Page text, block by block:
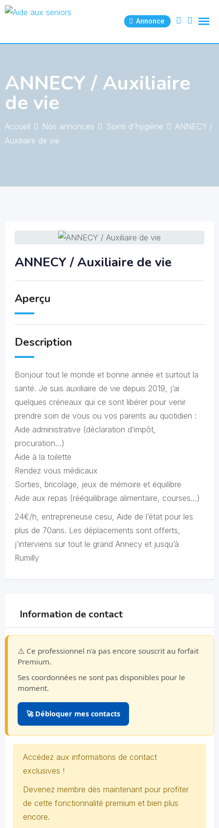
Skip
Annonce
ANNECY / Auxiliaire
de vie
Accueil Nos annonces Soins d'hygiène
ANNECY /
Auxiliaire de vie
ANNECY / Auxiliaire de vie
Aperçu
Description
Bonjour tout le monde et bonne année et surtout la
santé. Je suis auxiliaire de vie depuis 2019, j’ai
quelques créneaux qui ce sont libérer pour venir
prendre soin de vous ou vos parents au quotidien :
Aide administrative (déclaration d’impôt,
procuration…)
Aide à la toilette
Rendez vous médicaux
Sorties, bricolage, jeux de mémoire et équilibre
Aide aux repas (rééquilibrage alimentaire, courses…)
24€/h, entrepreneuse cesu, Aide de l’état pour les
plus de 70ans. Les déplacements sont offerts,
j’interviens sur tout le grand Annecy et jusqu’à
Rumilly
Information de contact
⚠️ Ce professionnel n'a pas encore souscrit au forfait
Premium.
Ses coordonnées ne sont pas disponibles pour le
moment.
🚀 Débloquer mes contacts
Accédez aux informations de contact
exclusives !
Devenez membre dès maintenant pour profiter
de cette fonctionnalité premium et bien plus
encore.